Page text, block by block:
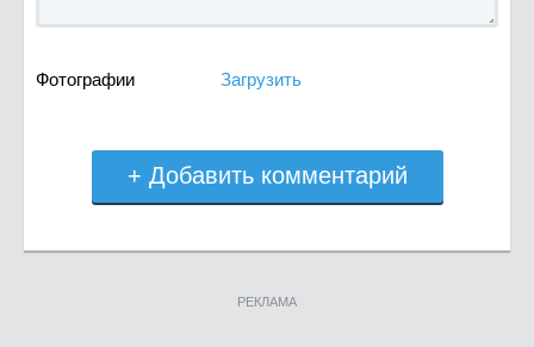
Фотографии Загрузить
+ Добавить комментарий
РЕКЛАМА